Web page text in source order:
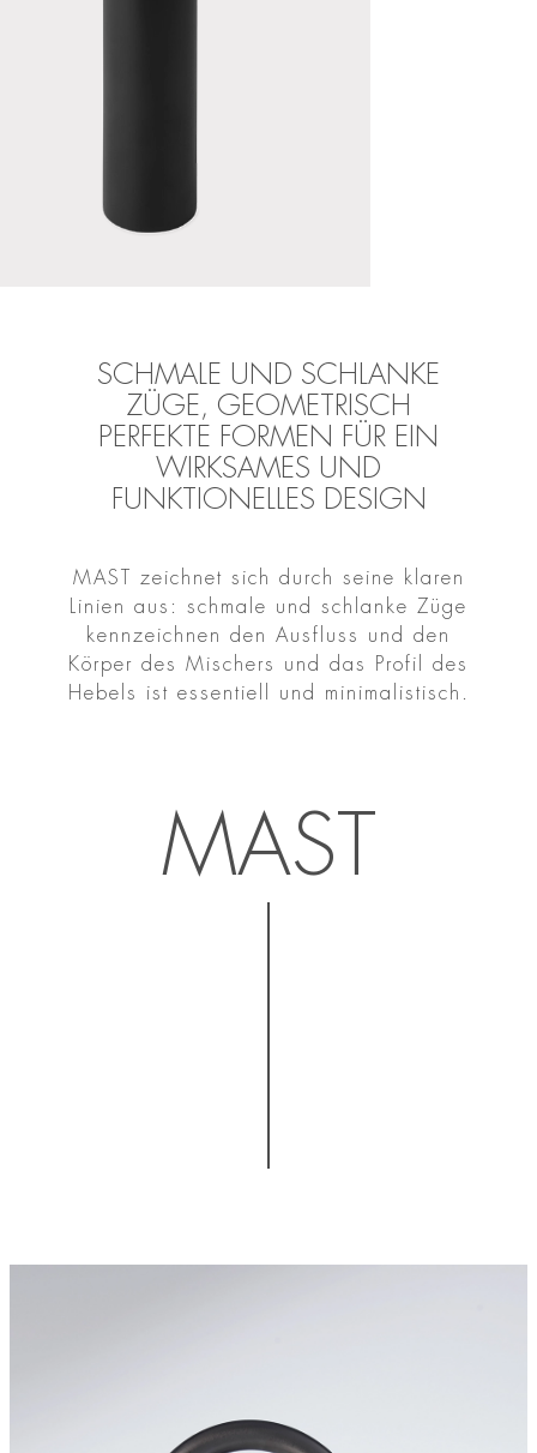
SCHMALE UND SCHLANKE
ZÜGE, GEOMETRISCH
PERFEKTE FORMEN FÜR EIN
WIRKSAMES UND
FUNKTIONELLES DESIGN
MAST zeichnet sich durch seine klaren
Linien aus: schmale und schlanke Züge
kennzeichnen den Ausfluss und den
Körper des Mischers und das Profil des
Hebels ist essentiell und minimalistisch.
MAST